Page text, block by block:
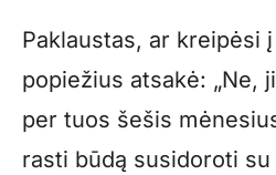
Paklaustas, ar kreipėsi
popiežius atsakė: „Ne,
per tuos šešis
rasti būdą susidoroti